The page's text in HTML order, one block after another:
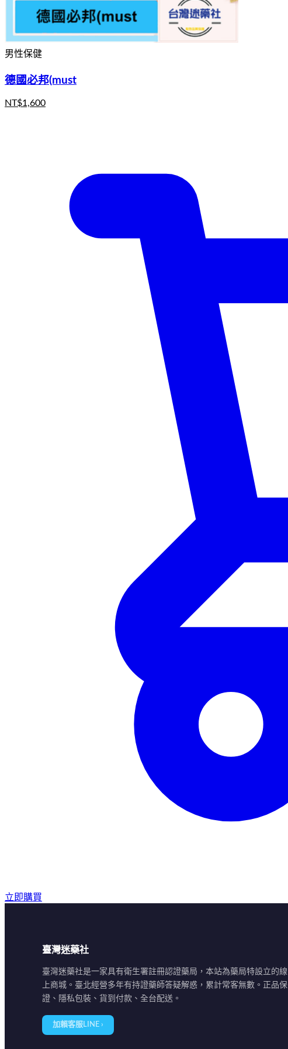
男性保健
德國必邦(must
NT$1,600
立即購買
臺灣迷藥社
臺灣迷藥社是一家具有衛生署註冊認證藥局，本站為藥局特設立的線
上商城。臺北經營多年有持證藥師答疑解惑，累計常客無數。正品保
證、隱私包裝、貨到付款、全台配送。
加賴客服LINE ›